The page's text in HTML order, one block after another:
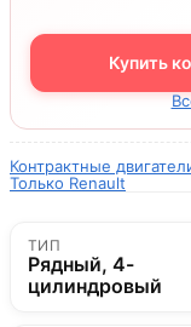
Купить
Контрактные
Только Renault
ТИП
Рядный, 4-
цилиндровый